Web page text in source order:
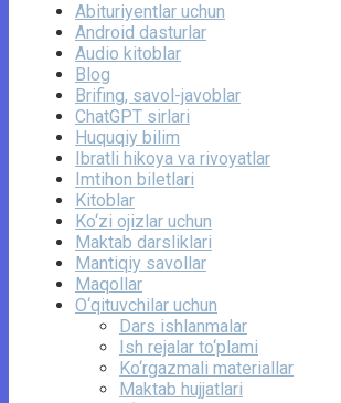
Abituriyentlar uchun
Android dasturlar
Audio kitoblar
Blog
Brifing, savol-javoblar
ChatGPT sirlari
Huquqiy bilim
Ibratli hikoya va rivoyatlar
Imtihon biletlari
Kitoblar
Ko‘zi ojizlar uchun
Maktab darsliklari
Mantiqiy savollar
Maqollar
O‘qituvchilar uchun
Dars ishlanmalar
Ish rejalar to‘plami
Ko‘rgazmali materiallar
Maktab hujjatlari